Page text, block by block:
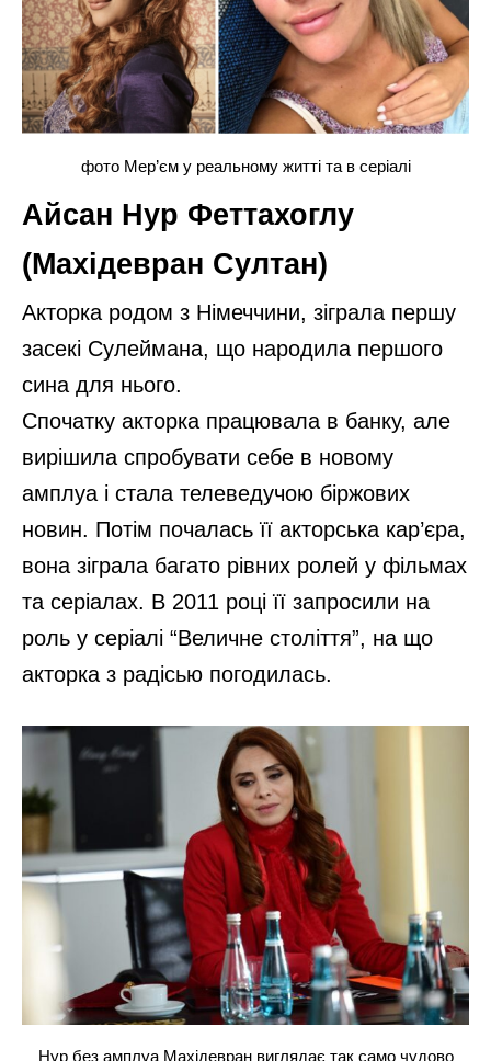
фото Мер’єм у реальному житті та в серіалі
Айсан Нур Феттахоглу
(Махідевран Султан)
Акторка родом з Німеччини, зіграла першу
засекі Сулеймана, що народила першого
сина для нього.
Спочатку акторка працювала в банку, але
вирішила спробувати себе в новому
амплуа і стала телеведучою біржових
новин. Потім почалась її акторська кар’єра,
вона зіграла багато рівних ролей у фільмах
та серіалах. В 2011 році її запросили на
роль у серіалі “Величне століття”, на що
акторка з радісью погодилась.
Нур без амплуа Махідевран виглядає так само чудово